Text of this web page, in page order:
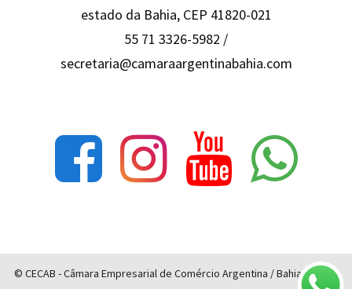
estado da Bahia, CEP 41820-021
55 71 3326-5982 /
secretaria@camaraargentinabahia.com
© CECAB - Câmara Empresarial de Comércio Argentina / Bahia - Todos